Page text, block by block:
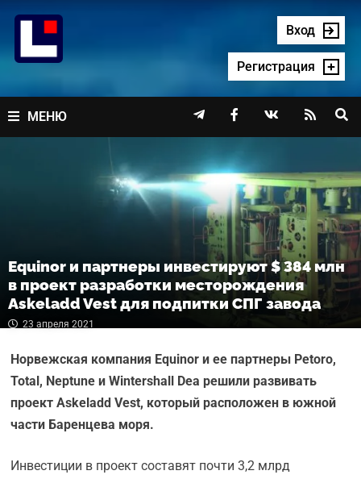
содержимому
Вход
Регистрация
МЕНЮ    
Equinor и партнеры инвестируют $ 384 млн
в проект разработки месторождения
Askeladd Vest для подпитки СПГ завода
23 апреля 2021
Норвежская компания Equinor и ее партнеры Petoro,
Total, Neptune и Wintershall Dea решили развивать
проект Askeladd Vest, который расположен в южной
части Баренцева моря.
Инвестиции в проект составят почти 3,2 млрд